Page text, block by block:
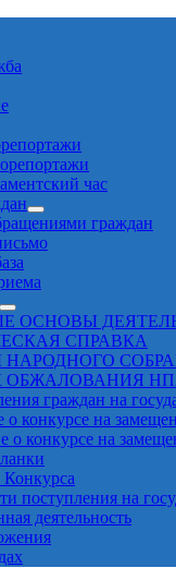
час
граждан
ОСНОВЫ
СПРАВКА
НАРОДНОГО
ОБЖАЛОВАНИЯ
граждан на
конкурсе на
о конкурсе на
Конкурса
поступления на
деятельность